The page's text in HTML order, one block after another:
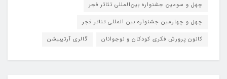
چهل و سومین جشنواره بین‌المللی تئاتر فجر
چهل و چهارمین جشنواره بین المللی تئاتر فجر
کانون پرورش فکری کودکان و نوجوانان
گالری آرتیبیشن